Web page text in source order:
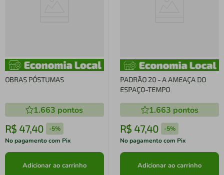
OBRAS PÓSTUMAS
1.663 pontos
R$ 47,40 -5%
No pagamento com Pix
Adicionar ao carrinho
PADRÃO 20 - A AMEAÇA DO
ESPAÇO-TEMPO
1.663 pontos
R$ 47,40 -5%
No pagamento com Pix
Adicionar ao carrinho